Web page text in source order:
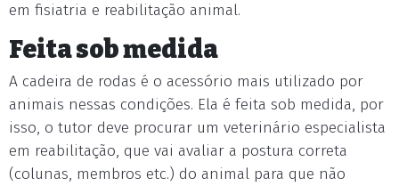
em fisiatria e reabilitação animal.
Feita sob medida
A cadeira de rodas é o acessório mais utilizado por
animais nessas condições. Ela é feita sob medida, por
isso, o tutor deve procurar um veterinário especialista
em reabilitação, que vai avaliar a postura correta
(colunas, membros etc.) do animal para que não